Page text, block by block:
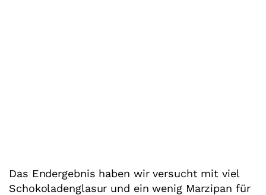
Das Endergebnis haben wir versucht mit viel
Schokoladenglasur und ein wenig Marzipan für